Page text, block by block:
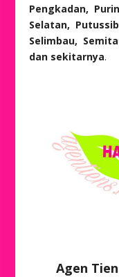
Pengkadan,
Selatan,
Selimbau,
dan sekitarnya.
Agen